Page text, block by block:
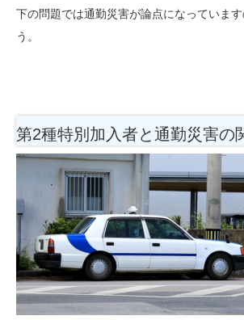
下の問題では通勤災害が論点になっていま
う。
第2種特別加入者と通勤災害の